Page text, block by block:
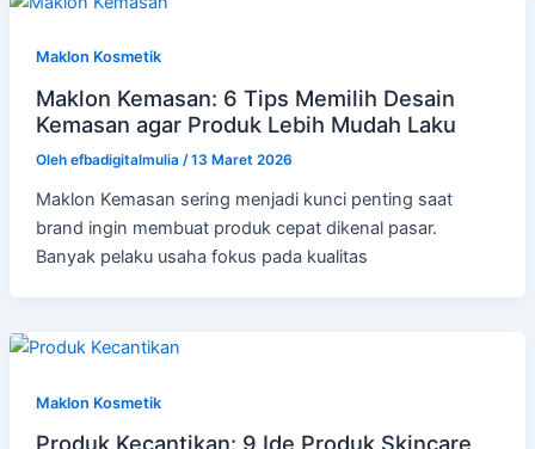
Maklon Kosmetik
Maklon Kemasan: 6 Tips Memilih Desain
Kemasan agar Produk Lebih Mudah Laku
Oleh efbadigitalmulia /13 Maret 2026
Maklon Kemasan sering menjadi kunci penting saat
brand ingin membuat produk cepat dikenal pasar.
Banyak pelaku usaha fokus pada kualitas
Maklon Kosmetik
Produk Kecantikan: 9 Ide Produk Skincare